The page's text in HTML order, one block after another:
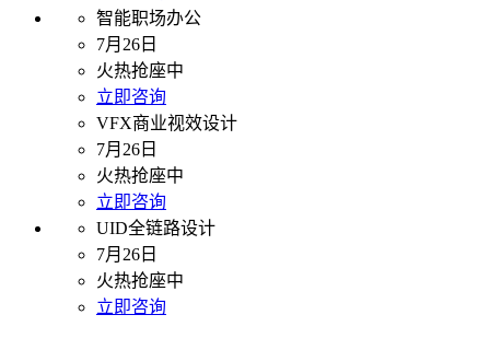
智能职场办公
7月26日
火热抢座中
立即咨询
VFX商业视效设计
7月26日
火热抢座中
立即咨询
UID全链路设计
7月26日
火热抢座中
立即咨询